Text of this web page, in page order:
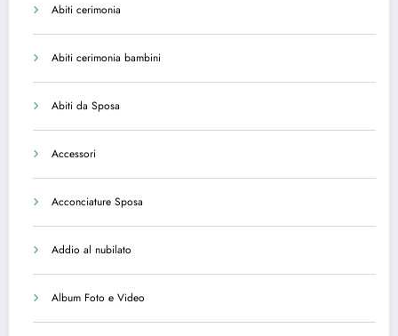
Abiti cerimonia
Abiti cerimonia bambini
Abiti da Sposa
Accessori
Acconciature Sposa
Addio al nubilato
Album Foto e Video